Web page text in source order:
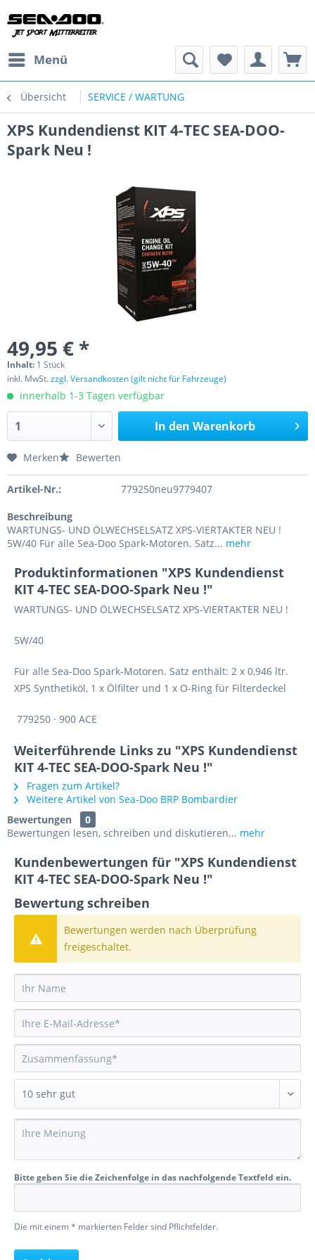
Menü
Übersicht SERVICE / WARTUNG
XPS Kundendienst KIT 4-TEC SEA-DOO-
Spark Neu !
49,95 € *
Inhalt: 1 Stück
inkl. MwSt.zzgl. Versandkosten (gilt nicht für Fahrzeuge)
innerhalb 1-3 Tagen verfügbar
In den Warenkorb
Merken Bewerten
Artikel-Nr.: 779250neu9779407
Beschreibung
WARTUNGS- UND ÖLWECHSELSATZ XPS-VIERTAKTER NEU !
5W/40 Für alle Sea-Doo Spark-Motoren. Satz... mehr
Produktinformationen "XPS Kundendienst
KIT 4-TEC SEA-DOO-Spark Neu !"
WARTUNGS- UND ÖLWECHSELSATZ XPS-VIERTAKTER NEU !
5W/40
Für alle Sea-Doo Spark-Motoren. Satz enthält: 2 x 0,946 ltr.
XPS Synthetiköl, 1 x Ölfilter und 1 x O-Ring für Filterdeckel
779250 · 900 ACE
Weiterführende Links zu "XPS Kundendienst
KIT 4-TEC SEA-DOO-Spark Neu !"
Fragen zum Artikel?
Weitere Artikel von Sea-Doo BRP Bombardier
Bewertungen
0
Bewertungen lesen, schreiben und diskutieren... mehr
Kundenbewertungen für "XPS Kundendienst
KIT 4-TEC SEA-DOO-Spark Neu !"
Bewertung schreiben
Bewertungen werden nach Überprüfung
freigeschaltet.
Bitte geben Sie die Zeichenfolge in das nachfolgende Textfeld ein.
Die mit einem * markierten Felder sind Pflichtfelder.